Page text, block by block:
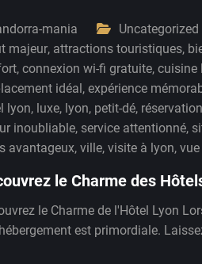
mania Uncategorized
majeur, attractions touristiques,
, connexion wi-fi gratuite, cuisine
idéal, expérience
lyon, luxe, lyon, petit-dé,
inoubliable, service attentionné,
avantageux, ville, visite à lyon,
le Charme des
le Charme de l'Hôtel Lyon
est primordiale.